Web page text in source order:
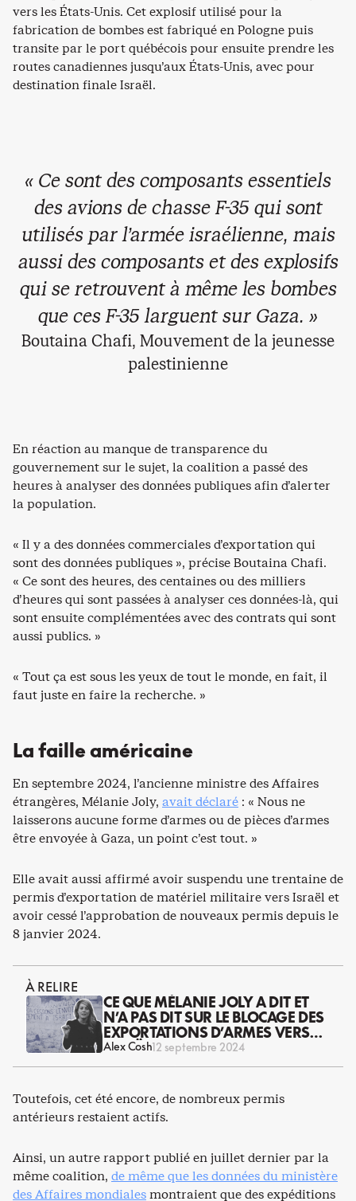
vers les États-Unis. Cet explosif utilisé pour la
fabrication de bombes est fabriqué en Pologne puis
transite par le port québécois pour ensuite prendre les
routes canadiennes jusqu’aux États-Unis, avec pour
destination finale Israël.
« Ce sont des composants essentiels
des avions de chasse F-35 qui sont
utilisés par l’armée israélienne, mais
aussi des composants et des explosifs
qui se retrouvent à même les bombes
que ces F-35 larguent sur Gaza. »
Boutaina Chafi, Mouvement de la jeunesse
palestinienne
En réaction au manque de transparence du
gouvernement sur le sujet, la coalition a passé des
heures à analyser des données publiques afin d’alerter
la population.
« Il y a des données commerciales d’exportation qui
sont des données publiques », précise Boutaina Chafi.
« Ce sont des heures, des centaines ou des milliers
d’heures qui sont passées à analyser ces données-là, qui
sont ensuite complémentées avec des contrats qui sont
aussi publics. »
« Tout ça est sous les yeux de tout le monde, en fait, il
faut juste en faire la recherche. »
La faille américaine
En septembre 2024, l’ancienne ministre des Affaires
étrangères, Mélanie Joly, avait déclaré : « Nous ne
laisserons aucune forme d’armes ou de pièces d’armes
être envoyée à Gaza, un point c’est tout. »
Elle avait aussi affirmé avoir suspendu une trentaine de
permis d’exportation de matériel militaire vers Israël et
avoir cessé l’approbation de nouveaux permis depuis le
8 janvier 2024.
À RELIRE
CE QUE MÉLANIE JOLY A DIT ET
N’A PAS DIT SUR LE BLOCAGE DES
EXPORTATIONS D’ARMES VERS
ISRAËL
Alex Cosh12 septembre 2024
Toutefois, cet été encore, de nombreux permis
antérieurs restaient actifs.
Ainsi, un autre rapport publié en juillet dernier par la
même coalition, de même que les données du ministère
des Affaires mondialesmontraient que des expéditions